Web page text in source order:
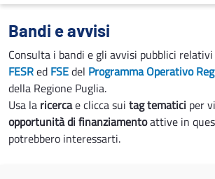
Calls and notices - POR
Bandi e avvisi
Consulta i bandi e gli avvisi pubblici
FESRed FSEdel Programma Operativo
della Regione Puglia.
Usa la ricercae clicca sui tag tematici per
opportunità di finanziamentoattive in
potrebbero interessarti.